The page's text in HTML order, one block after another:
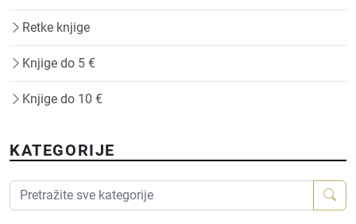
Retke knjige
Knjige do 5 €
Knjige do 10 €
KATEGORIJE